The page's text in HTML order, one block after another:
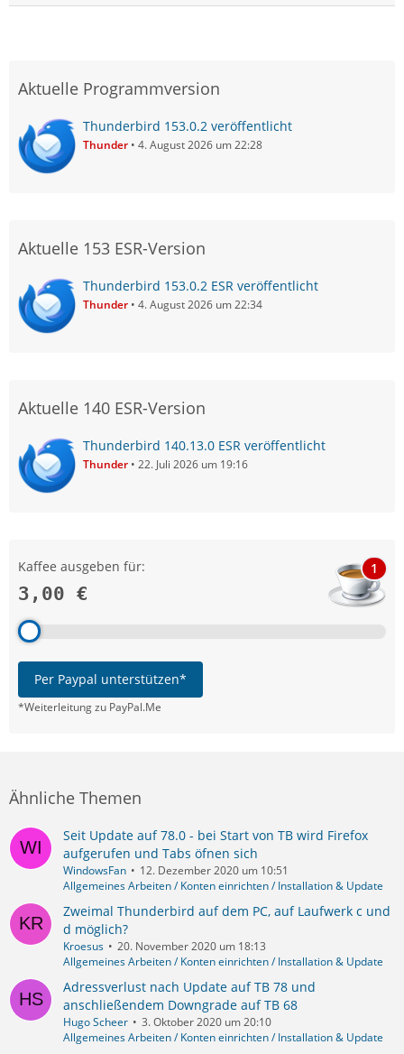
Aktuelle Programmversion
Thunderbird 153.0.2 veröffentlicht
Thunder 4. August 2026 um 22:28
Aktuelle 153 ESR-Version
Thunderbird 153.0.2 ESR veröffentlicht
Thunder 4. August 2026 um 22:34
Aktuelle 140 ESR-Version
Thunderbird 140.13.0 ESR veröffentlicht
Thunder 22. Juli 2026 um 19:16
Kaffee ausgeben für:
3,00 €
1
Per Paypal unterstützen*
*Weiterleitung zu PayPal.Me
Ähnliche Themen
Seit Update auf 78.0 - bei Start von TB wird Firefox
aufgerufen und Tabs öfnen sich
WindowsFan
12. Dezember 2020 um 10:51
Allgemeines Arbeiten / Konten einrichten / Installation & Update
Zweimal Thunderbird auf dem PC, auf Laufwerk c und
d möglich?
Kroesus
20. November 2020 um 18:13
Allgemeines Arbeiten / Konten einrichten / Installation & Update
Adressverlust nach Update auf TB 78 und
anschließendem Downgrade auf TB 68
Hugo Scheer
3. Oktober 2020 um 20:10
Allgemeines Arbeiten / Konten einrichten / Installation & Update